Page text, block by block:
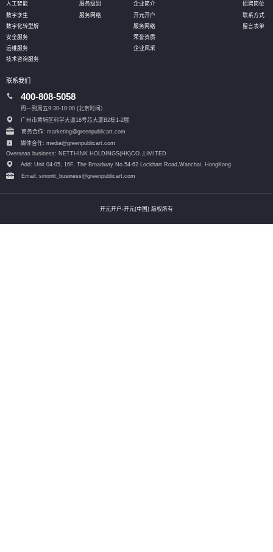
人工智能
数字孪生
数字化转型解
安全服务
运维服务
技术咨询服务
服务级别
服务网络
企业简介
开元开户
服务网络
荣誉资质
企业风采
招聘岗位
联系方式
留言表单
联系我们
400-808-5058
周一到周五9:30-18:00 (北京时间）
广州市黄埔区科学大道18号芯大厦B2栋1-2层
商务合作: marketing@greenpublicart.com
媒体合作: media@greenpublicart.com
Overseas business: NETTHINK HOLDINGS(HK)CO.,LIMITED
Add: Unit 04-05, 16F, The Broadway No.54-62 Lockhart Road, Wanchai, HongKong
Email: sinontt_business@greenpublicart.com
开元开户-开元(中国) 版权所有